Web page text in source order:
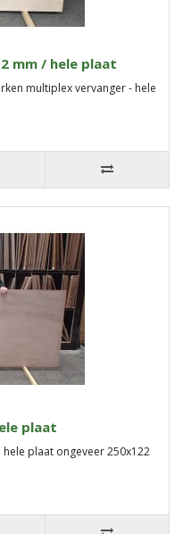
mm / hele plaat
multiplex vervanger - hele
plaat
plaat ongeveer 250x122